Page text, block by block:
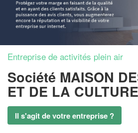
Entreprise de activités plein air
Société MAISON
ET DE LA CULTURE
Il s'agit de votre entreprise ?